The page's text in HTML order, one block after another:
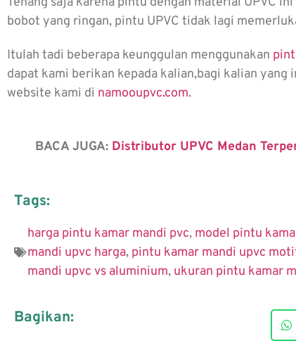
bobot yang ringan, pintu UPVC tidak lagi
Itulah tadi beberapa keunggulan menggunakan
dapat kami berikan kepada kalian,bagi kalian
website kami di namooupvc.com.
BACA JUGA: Distributor UPVC Medan
Tags:
harga pintu kamar mandi pvc, model pintu
mandi upvc harga, pintu kamar mandi upvc
mandi upvc vs aluminium, ukuran pintu kamar
Bagikan: